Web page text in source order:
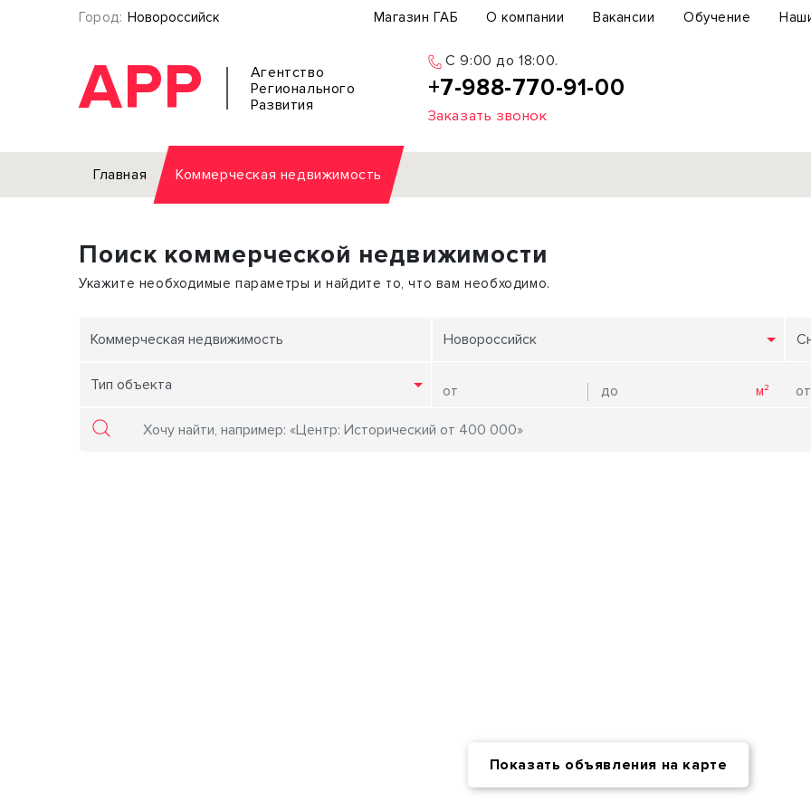
Город: Новороссийск Магазин ГАБ О компании Вакансии Обучение
АРР
Агентство
Регионального
Развития
С 9:00 до 18:00.
+7-988-770-91-00
Заказать звонок
Главная Коммерческая недвижимость
Офис
Торговое помещение
Склад
Земельный участок
Отдельное здание
Бизнес-центр
Поиск коммерческой недвижимости
Укажите необходимые параметры и найдите то, что вам необходимо.
Коммерческая недвижимость Новороссийск
Тип объекта
Показать объявления на карте